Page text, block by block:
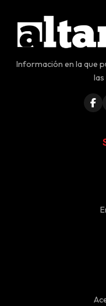
Información en la que
las